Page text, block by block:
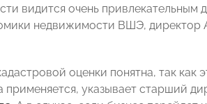
видится очень привлекательным
недвижимости ВШЭ, директор
оценки понятна, так как
применяется, указывает старший